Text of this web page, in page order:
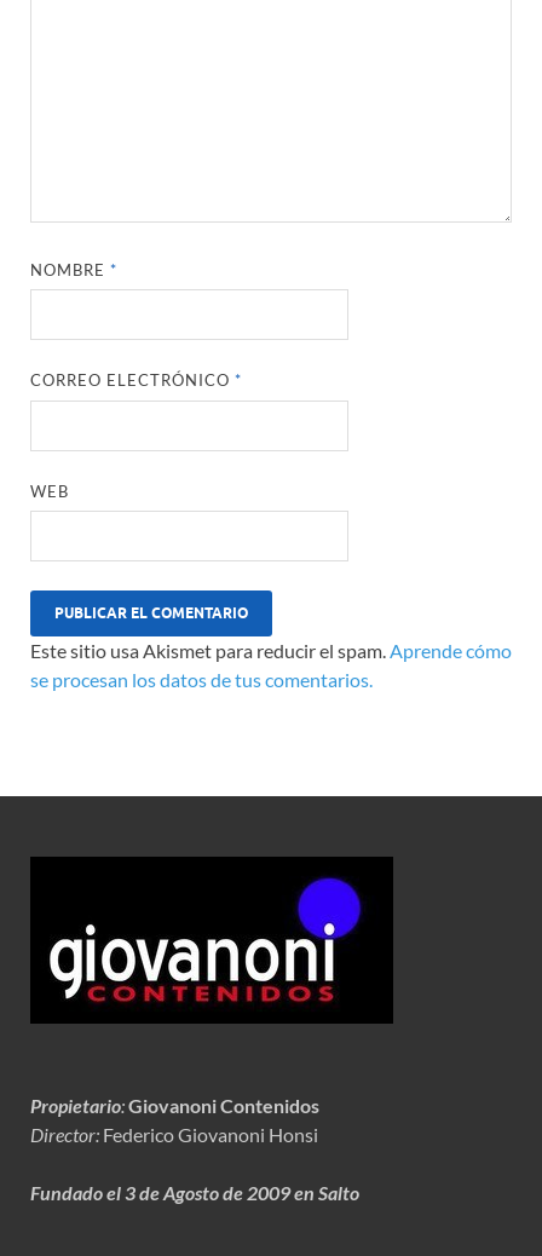
NOMBRE*
CORREO ELECTRÓNICO*
WEB
Este sitio usa Akismet para reducir el spam.Aprende cómo
se procesan los datos de tus comentarios.
Propietario:Giovanoni Contenidos
Director: Federico Giovanoni Honsi
Fundado el 3 de Agosto de 2009 en Salto